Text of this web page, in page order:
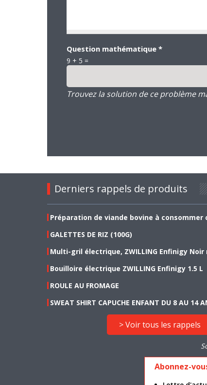
Question mathématique *
9 + 5 =
Trouvez la solution de ce problème
Derniers rappels de produits
Préparation de viande bovine à
GALETTES DE RIZ (100G)
Multi-gril électrique, ZWILLING Enfinigy Noir
Bouilloire électrique ZWILLING Enfinigy 1.5 L
ROULE AU FROMAGE
SWEAT SHIRT CAPUCHE ENFANT DU 8 AU 14
> Voir tous les rappels
Abonnez-